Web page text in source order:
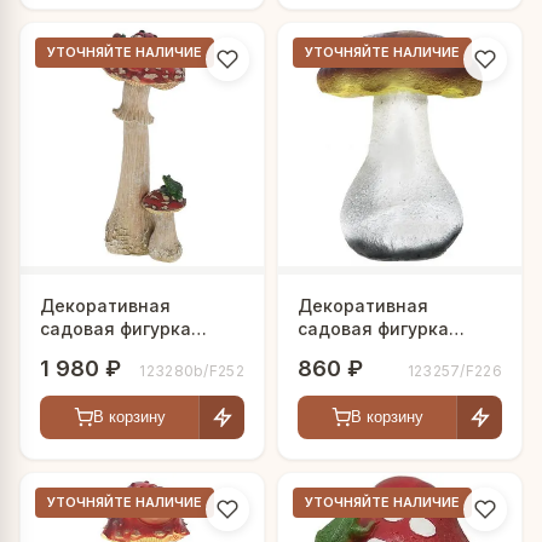
УТОЧНЯЙТЕ НАЛИЧИЕ
Декоративная
садовая фигурка
лягушкой"
1 980 ₽ 123280b/F252
В корзину
УТОЧНЯЙТЕ НАЛИЧИЕ
Декоративная
садовая фигурка
860 ₽ 123257/F226
В корзину
УТОЧНЯЙТЕ НАЛИЧИЕ УТОЧНЯЙТЕ НАЛИЧИЕ